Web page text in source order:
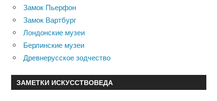
Замок Пьерфон
Замок Вартбург
Лондонские музеи
Берлинские музеи
Древнерусское зодчество
ЗАМЕТКИ ИСКУССТВОВЕДА